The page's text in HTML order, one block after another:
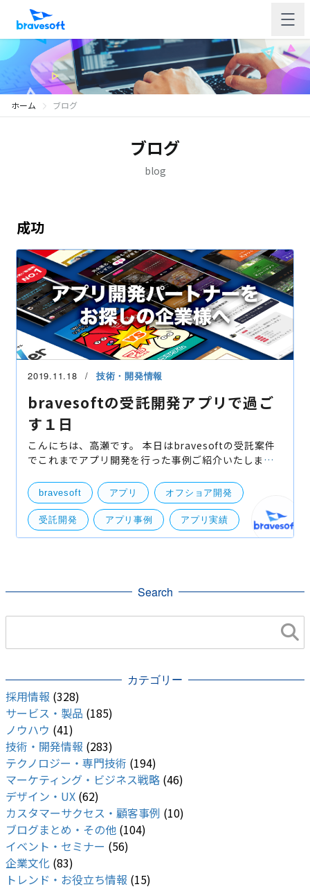
ホーム ブログ
ブログ
blog
成功
2019.11.18 技術・開発情報
bravesoftの受託開発アプリで過ご
す１日
こんにちは、高瀬です。 本日はbravesoftの受託案件
でこれまでアプリ開発を行った事例ご紹介いたしま
事業「eventos」「Appvisor Push」「Live!アンケー
ト」、 Bt
bravesoft アプリ オフショア開発
受託開発 アプリ事例 アプリ実績
Search
カテゴリー
採用情報 (328)
サービス・製品 (185)
ノウハウ (41)
技術・開発情報 (283)
テクノロジー・専門技術 (194)
マーケティング・ビジネス戦略 (46)
デザイン・UX (62)
カスタマーサクセス・顧客事例 (10)
ブログまとめ・その他 (104)
イベント・セミナー (56)
企業文化 (83)
トレンド・お役立ち情報 (15)